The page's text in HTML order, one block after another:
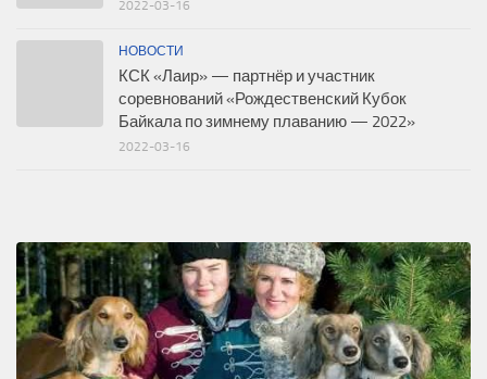
2022-03-16
НОВОСТИ
КСК «Лаир» — партнёр и участник
соревнований «Рождественский Кубок
Байкала по зимнему плаванию — 2022»
2022-03-16